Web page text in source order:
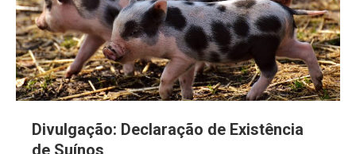
Divulgação: Declaração de Existência